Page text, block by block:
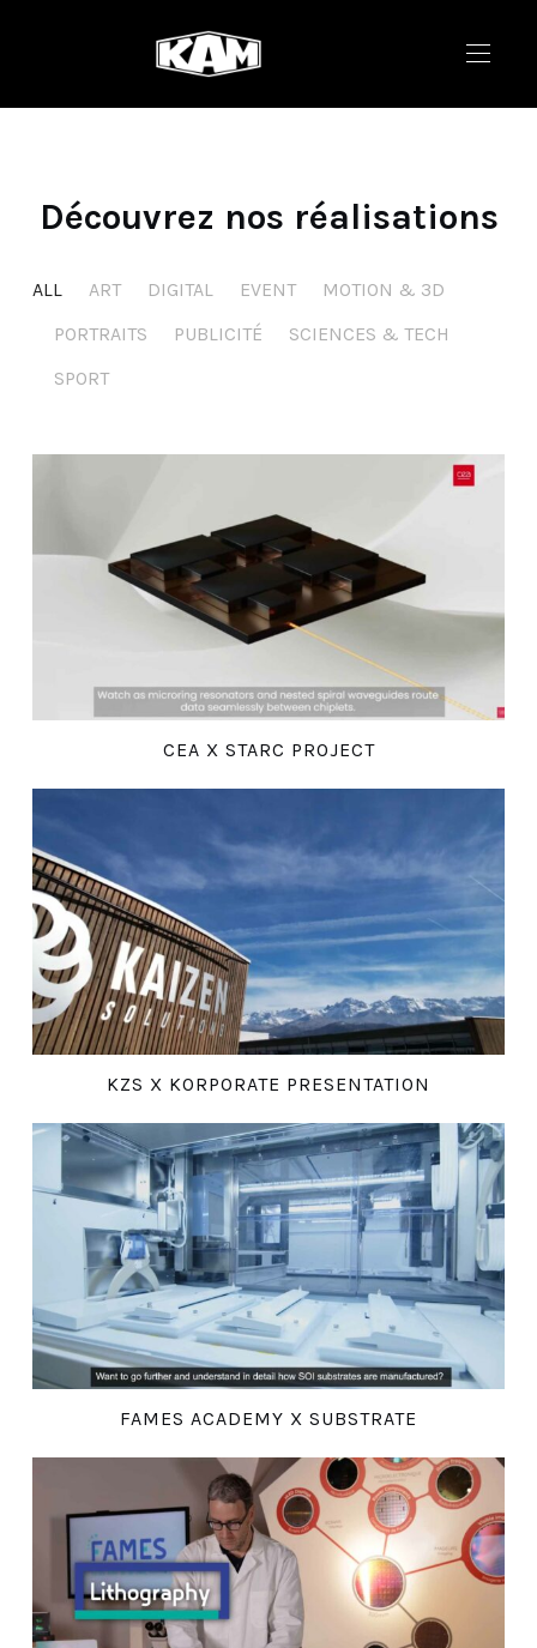
Découvrez nos réalisations
ALL ART DIGITAL EVENT
MOTION & 3D
PORTRAITS
PUBLICITÉ
SCIENCES & TECH
SPORT
CEA X STARC PROJECT
KZS X KORPORATE PRESENTATION
FAMES ACADEMY X SUBSTRATE